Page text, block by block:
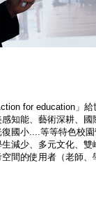
for education 」
知能、藝術深耕、
復國小....等等特色校
減少、多元文化、
間的使用者（老師